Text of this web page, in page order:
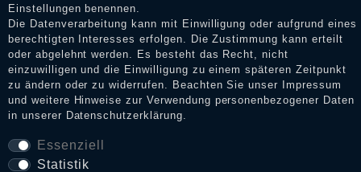
Daten­schutz­erklärung
AGB
Widerrufs­recht
Einstellungen benennen.
Die Datenverarbeitung kann mit Einwilligung oder aufgrund eines
berechtigten Interesses erfolgen. Die Zustimmung kann erteilt
oder abgelehnt werden. Es besteht das Recht, nicht
einzuwilligen und die Einwilligung zu einem späteren Zeitpunkt
zu ändern oder zu widerrufen. Beachten Sie unser
Impressum
und weitere Hinweise zur Verwendung personenbezogener Daten
in unserer Daten­schutz­erklärung.
Essenziell
Statistik